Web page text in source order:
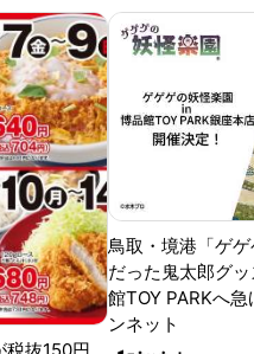
税抜150円
鳥取・境港「ゲ
だった鬼太郎グ
館TOY PARKへ
ンネット